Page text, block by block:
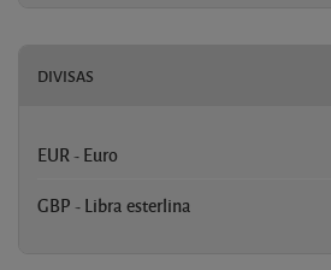
DIVISAS
EUR - Euro
GBP - Libra esterlina